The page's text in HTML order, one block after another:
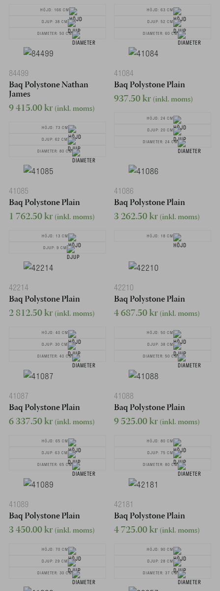
HÖJD: 166 CM
DJUP: 38 CM
DIAMETER: 50 CM
HÖJD: 63 CM
DJUP: 52 CM
DIAMETER: 60 CM
84499
Baq Polystone Nathan
James
9 415.00kr(inkl. moms)
HÖJD: 73 CM
DJUP: 62 CM
DIAMETER: 80 CM
41084
Baq Polystone Plain
937.50kr(inkl. moms)
HÖJD: 24 CM
DJUP: 20 CM
DIAMETER: 24 CM
41085
Baq Polystone Plain
1 762.50kr(inkl. moms)
HÖJD: 13 CM
DJUP: 9 CM
41086
Baq Polystone Plain
3 262.50kr(inkl. moms)
HÖJD: 18 CM
42214
Baq Polystone Plain
2 812.50kr(inkl. moms)
HÖJD: 40 CM
DJUP: 30 CM
DIAMETER: 40 CM
42210
Baq Polystone Plain
4 687.50kr(inkl. moms)
HÖJD: 50 CM
DJUP: 38 CM
DIAMETER: 50 CM
41087
Baq Polystone Plain
6 337.50kr(inkl. moms)
HÖJD: 65 CM
DJUP: 63 CM
DIAMETER: 65 CM
41088
Baq Polystone Plain
9 525.00kr(inkl. moms)
HÖJD: 80 CM
DJUP: 75 CM
DIAMETER: 80 CM
41089
Baq Polystone Plain
3 450.00kr(inkl. moms)
HÖJD: 70 CM
DJUP: 29 CM
DIAMETER: 30 CM
42181
Baq Polystone Plain
4 725.00kr(inkl. moms)
HÖJD: 90 CM
DJUP: 28 CM
DIAMETER: 37 CM